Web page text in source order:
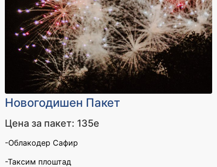
Новогодишен Пакет
Цена за пакет: 135е
-Облакодер Сафир
-Таксим плоштад